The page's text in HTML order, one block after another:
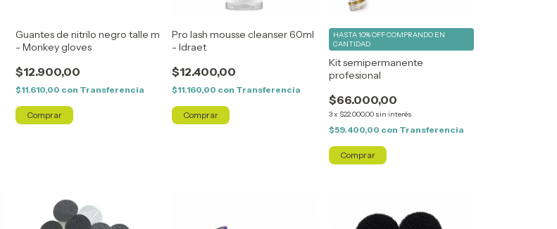
Guantes de nitrilo negro talle m
- Monkey gloves
$12.900,00
$11.610,00 con Transferencia
Pro lash mousse cleanser 60ml
- Idraet
$12.400,00
$11.160,00 con Transferencia
Kit semipermanente
profesional
$66.000,00
3x $22.000,00 sin interés
HASTA 10% OFFCOMPRANDO EN
CANTIDAD
$59.400,00 con Transferencia